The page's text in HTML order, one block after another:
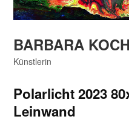
BARBARA KOCH
Künstlerin
Polarlicht 2023
Leinwand